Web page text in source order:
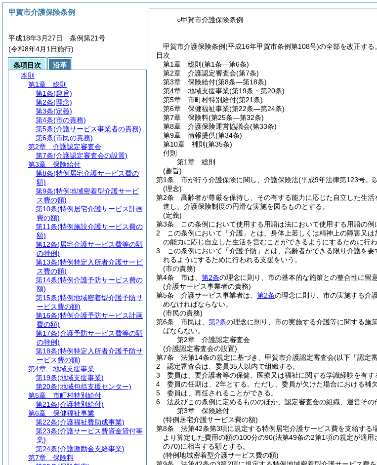
○甲賀市介護保険条例
甲賀市介護保険条例(平成16年甲賀市条例第108号)の全部を改正する。
目次
第1章
総則 (第1条―第6条)
第2章
介護認定審査会(第7条)
第3章
保険給付(第8条―第18条)
第4章
地域支援事業(第19条・第20条)
第5章
市町村特別給付(第21条)
第6章
保健福祉事業(第22条―第24条)
第7章
保険料(第25条―第32条)
第8章
介護保険運営協議会(第33条)
第9章
情報提供(第34条)
第10章
補則 (第35条)
付則
第1章
総則
(趣旨)
第1条
市が行う介護保険に関し、介護保険法(平成9年法律第123号。
(理念)
第2条
高齢者が尊厳を保持し、その有する能力に応じた自立した生
進し、介護保険制度の円滑な実施を図るものとする。
(定義)
第3条
この条例において使用する用語は法において使用する用語の例
2
この条例において「介護」とは、身体上若しくは精神上の障害又
の能力に応じ自立した生活を営むことができるようにするために行わ
3
この条例において「介護予防」とは、高齢者ができる限り介護を要
れるようにするために行われる支援をいう。
(市の責務)
第4条
市は、 第2条の理念に則り、市の基本的な施策との整合性に留
(介護サービス事業者の責務)
第5条
介護サービス事業者は、 第2条の理念に則り、市の実施する介
めなければならない。
(市民の責務)
第6条
市民は、 第2条の理念に則り、市の実施する介護等に関する施
ばならない。
第2章
介護認定審査会
(介護認定審査会の設置)
第7条
法第14条の規定に基づき、甲賀市介護認定審査会(以下「認定
2
認定審査会は、委員35人以内で組織する。
3
委員は、要介護者等の保健、医療又は福祉に関する学識経験を有す
4
委員の任期は、2年とする。 ただし、委員が欠けた場合における補
5
委員は、再任されることができる。
6
法及びこの条例に定めるもののほか、認定審査会の組織、運営その
第3章
保険給付
(特例居宅介護サービス費の額)
第8条
法第42条第3項に規定する特例居宅介護サービス費を支給す
より算定した費用の額の100分の90(法第49条の2第1項の規定が適
の70)に相当する額とする。
(特例地域密着型介護サービス費の額)
甲賀市介護保険条例
平成18年3月27日 条例第21号
(令和8年4月1日施行)
条項目次
沿革
本則
第1章
総則
第1条(趣旨)
第2条(理念)
第3条(定義)
第4条(市の責務)
第5条(介護サービス事業者の責務)
第6条(市民の責務)
第2章
介護認定審査会
第7条(介護認定審査会の設置)
第3章
保険給付
第8条(特例居宅介護サービス費の
額)
第9条(特例地域密着型介護サービ
ス費の額)
第10条(特例居宅介護サービス計画
費の額)
第11条(特例施設介護サービス費の
額)
第12条(居宅介護サービス費等の額
の特例)
第13条(特例特定入所者介護サービ
ス費の額)
第14条(特例介護予防サービス費の
額)
第15条(特例地域密着型介護予防サ
ービス費の額)
第16条(特例介護予防サービス計画
費の額)
第17条(介護予防サービス費等の額
の特例)
第18条(特例特定入所者介護予防サ
ービス費の額)
第4章
地域支援事業
第19条(地域支援事業)
第20条(地域包括支援センター)
第5章
市町村特別給付
第21条(介護特別給付)
第6章
保健福祉事業
第22条(介護福祉費助成事業)
第23条(介護サービス費資金貸付事
業)
第24条(介護激励金支給事業)
第7章
保険料